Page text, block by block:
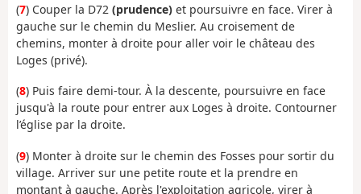
(7) Couper la D72 (prudence) et poursuivre en face. Virer à
gauche sur le chemin du Meslier. Au croisement de
chemins, monter à droite pour aller voir le château des
Loges (privé).
(8) Puis faire demi-tour. À la descente, poursuivre en face
jusqu'à la route pour entrer aux Loges à droite. Contourner
l’église par la droite.
(9) Monter à droite sur le chemin des Fosses pour sortir du
village. Arriver sur une petite route et la prendre en
montant à gauche. Après l'exploitation agricole, virer à